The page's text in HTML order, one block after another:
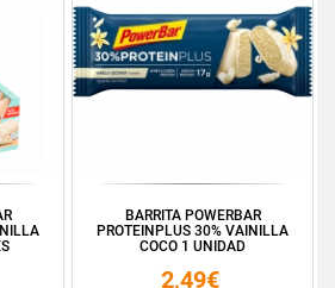
BARRITA POWERBAR
PROTEINPLUS 30% VAINILLA
COCO 1 UNIDAD
2,49€